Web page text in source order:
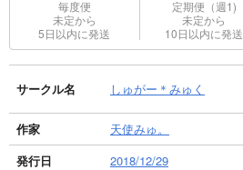
毎度便
未定から
5日以内に発送
定期便（週1)
未定から
10日以内に発送
サークル名 しゅがー＊みゅく
作家
天使みゅ。
発行日
2018/12/29